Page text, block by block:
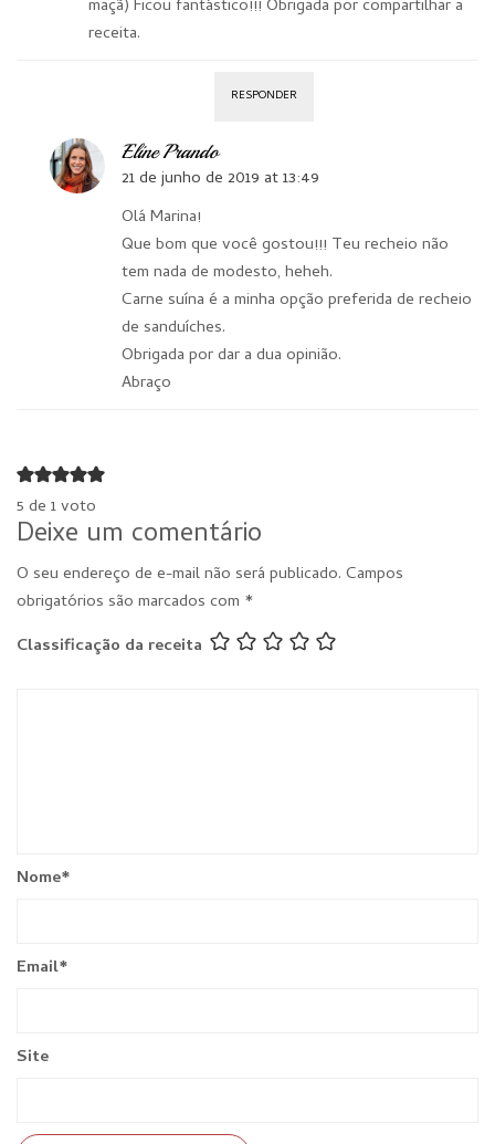
maçã) Ficou fantástico!!! Obrigada por compartilhar a
receita.
RESPONDER
Eline Prando
21 de junho de 2019 at 13:49
Olá Marina!
Que bom que você gostou!!! Teu recheio não
tem nada de modesto, heheh.
Carne suína é a minha opção preferida de recheio
de sanduíches.
Obrigada por dar a dua opinião.
Abraço
5 de 1 voto
Deixe um comentário
O seu endereço de e-mail não será publicado. Campos
obrigatórios são marcados com *
Classificação da receita
Nome*
Email*
Site